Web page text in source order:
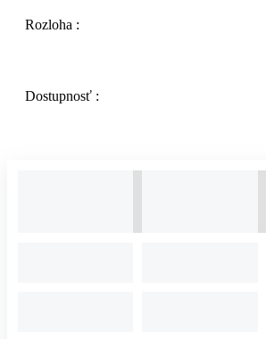
Rozloha :
Dostupnosť :